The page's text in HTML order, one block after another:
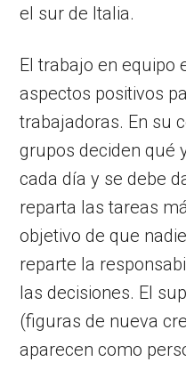
el sur de Italia.
El trabajo en equipo
aspectos positivos
trabajadoras. En su
grupos deciden qué
cada día y se debe
reparta las tareas
objetivo de que
reparte la
las decisiones. El
(figuras de nueva
aparecen como